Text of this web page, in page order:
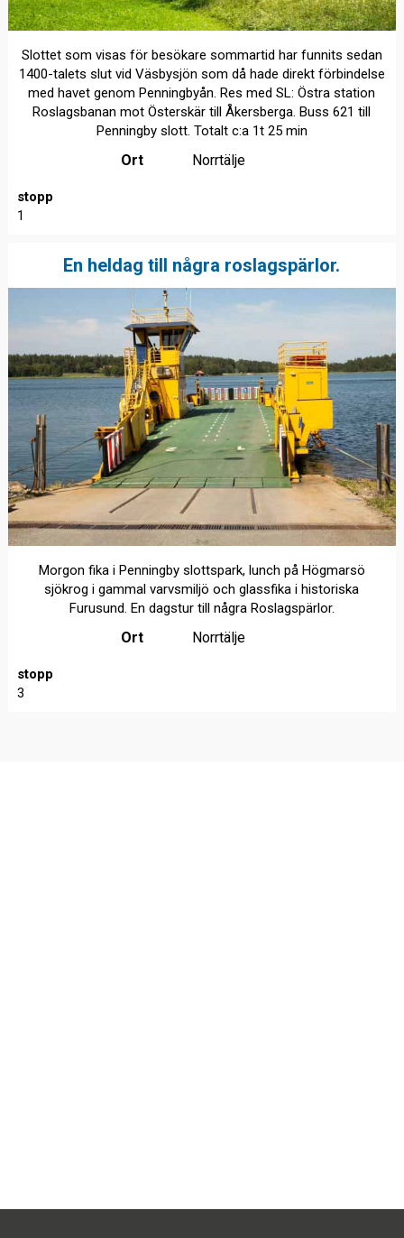
Slottet som visas för besökare sommartid har funnits sedan
1400-talets slut vid Väsbysjön som då hade direkt förbindelse
med havet genom Penningbyån. Res med SL: Östra station
Roslagsbanan mot Österskär till Åkersberga. Buss 621 till
Penningby slott. Totalt c:a 1t 25 min
Ort Norrtälje
stopp
1
En heldag till några roslagspärlor.
Morgon fika i Penningby slottspark, lunch på Högmarsö
sjökrog i gammal varvsmiljö och glassfika i historiska
Furusund. En dagstur till några Roslagspärlor.
Ort Norrtälje
stopp
3